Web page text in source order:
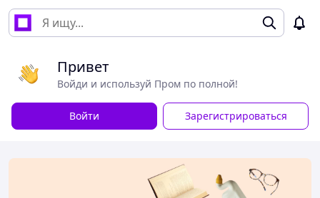
Привет
Войди и используй Пром по полной!
Войти Зарегистрироваться